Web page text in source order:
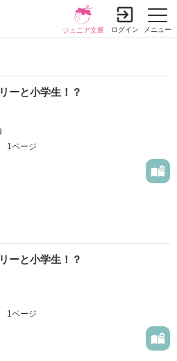
メニュー
ジュニア文庫 ログイン
ーと小学生！？
1ページ
いものだった
♪」
ーと小学生！？
1ページ